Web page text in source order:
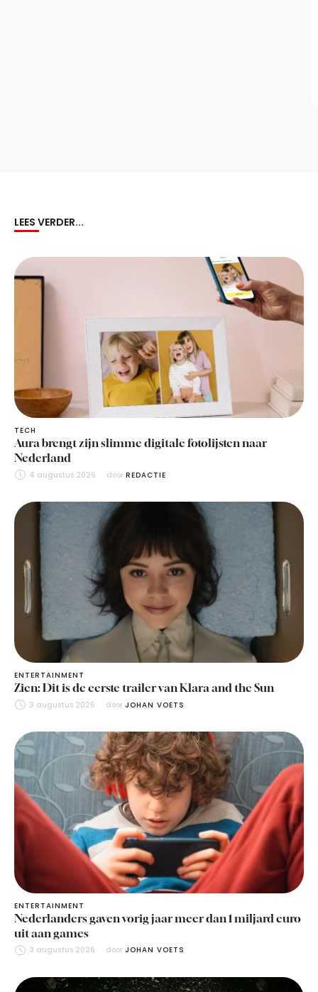
LEES VERDER...
TECH
Aura brengt zijn slimme digitale fotolijsten naar
Nederland
4 augustus 2026 door REDACTIE
ENTERTAINMENT
Zien: Dit is de eerste trailer van Klara and the Sun
3 augustus 2026 door JOHAN VOETS
ENTERTAINMENT
Nederlanders gaven vorig jaar meer dan 1 miljard euro
uit aan games
3 augustus 2026 door JOHAN VOETS